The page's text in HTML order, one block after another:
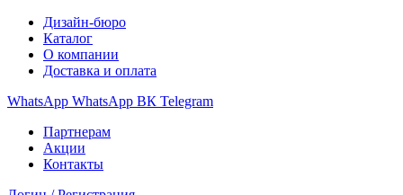
Дизайн-бюро
Каталог
О компании
Доставка и оплата
WhatsApp WhatsApp ВК Telegram
Партнерам
Акции
Контакты